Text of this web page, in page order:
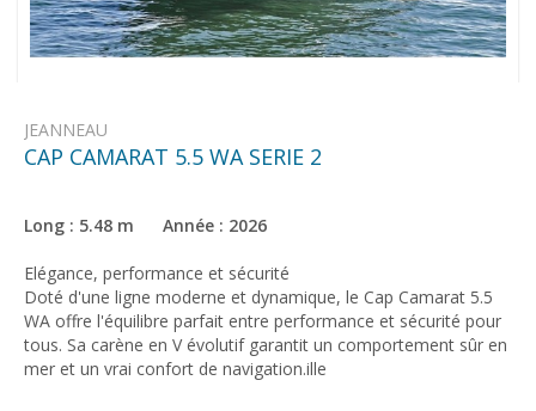
JEANNEAU
CAP CAMARAT 5.5 WA SERIE 2
Long : 5.48 m Année : 2026
Elégance, performance et sécurité
Doté d'une ligne moderne et dynamique, le Cap Camarat 5.5
WA offre l'équilibre parfait entre performance et sécurité pour
tous. Sa carène en V évolutif garantit un comportement sûr en
mer et un vrai confort de navigation.ille